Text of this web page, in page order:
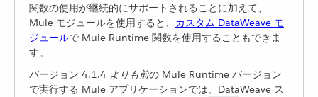
関数の使用が継続的にサポートされることに加えて、
Mule モジュールを使用すると、​ カスタム DataWeave モ
ジュール​で Mule Runtime 関数を使用することもできま
す。
バージョン 4.1.4 ​ よりも前​の Mule Runtime バージョン
で実行する Mule アプリケーションでは、DataWeave ス